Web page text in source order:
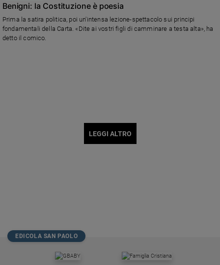
Benigni: la Costituzione è poesia
Prima la satira politica, poi un'intensa lezione-spettacolo sui principi
fondamentali della Carta. «Dite ai vostri figli di camminare a testa alta», ha
detto il comico.
LEGGI ALTRO
EDICOLA SAN PAOLO